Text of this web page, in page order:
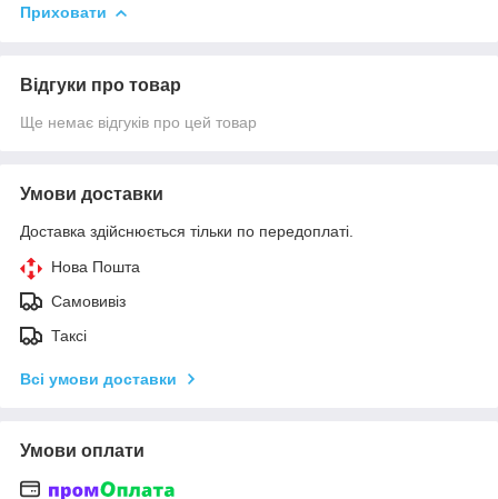
Приховати
Відгуки про товар
Ще немає відгуків про цей товар
Умови доставки
Доставка здійснюється тільки по передоплаті.
Нова Пошта
Самовивіз
Таксі
Всі умови доставки
Умови оплати